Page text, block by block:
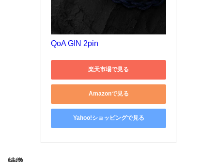
QoA GIN 2pin
楽天市場で見る
Amazonで見る
Yahoo!ショッピングで見る